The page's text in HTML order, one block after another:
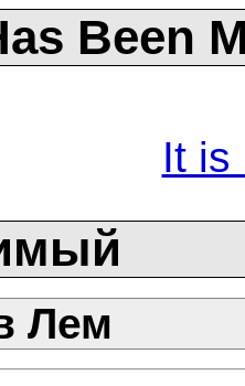
Been
It is
Лем